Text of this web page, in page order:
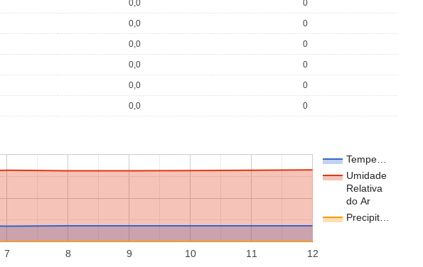
0,0 0
0,0 0
0,0 0
0,0 0
0,0 0
0,0 0
Tempe…
Umidade
Relativa
do Ar
Precipit…
7 8 9 10 11 12